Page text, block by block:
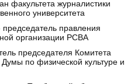
факультета журналистики
университета
правления
организации РСВА
председателя Комитета
по физической культуре и